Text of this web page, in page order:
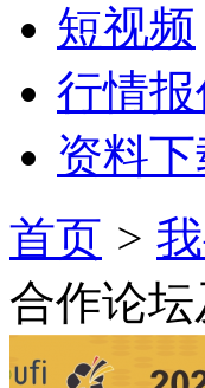
短视频
行情报
资料下
首页 >
合作论